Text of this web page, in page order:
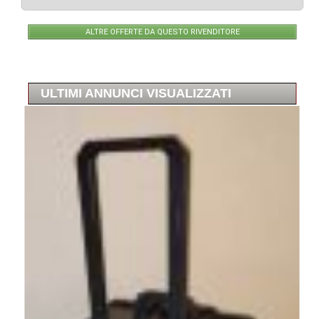
ALTRE OFFERTE DA QUESTO RIVENDITORE
ULTIMI ANNUNCI VISUALIZZATI